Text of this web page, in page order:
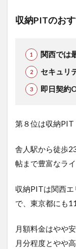
収納PITのお
関西では
セキュリ
即日契約
第８位は収納
舎人駅から徒歩
帖まで豊富なラ
収納PITは関西エ
で、東京都にも
月額料金はやや
月分程度とやや